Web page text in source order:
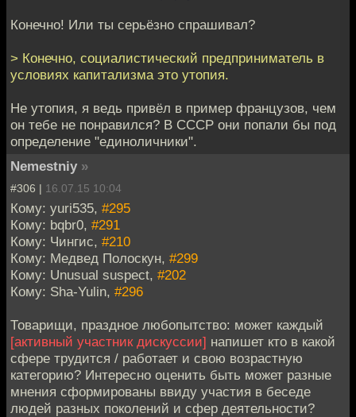
Конечно! Или ты серьёзно спрашивал?
> Конечно, социалистический предприниматель в
условиях капитализма это утопия.
Не утопия, я ведь привёл в пример французов, чем
он тебе не понравился? В СССР они попали бы под
определение "единоличники".
Nemestniy »
#306 | 16.07.15 10:04
Кому: yuri535, #295
Кому: bqbr0, #291
Кому: Чингиc, #210
Кому: Медвед Полоскун, #299
Кому: Unusual suspect, #202
Кому: Sha-Yulin, #296
Товарищи, праздное любопытство: может каждый
[активный участник дискуссии] напишет кто в какой
сфере трудится / работает и свою возрастную
категорию? Интересно оценить быть может разные
мнения сформированы ввиду участия в беседе
людей разных поколений и сфер деятельности?